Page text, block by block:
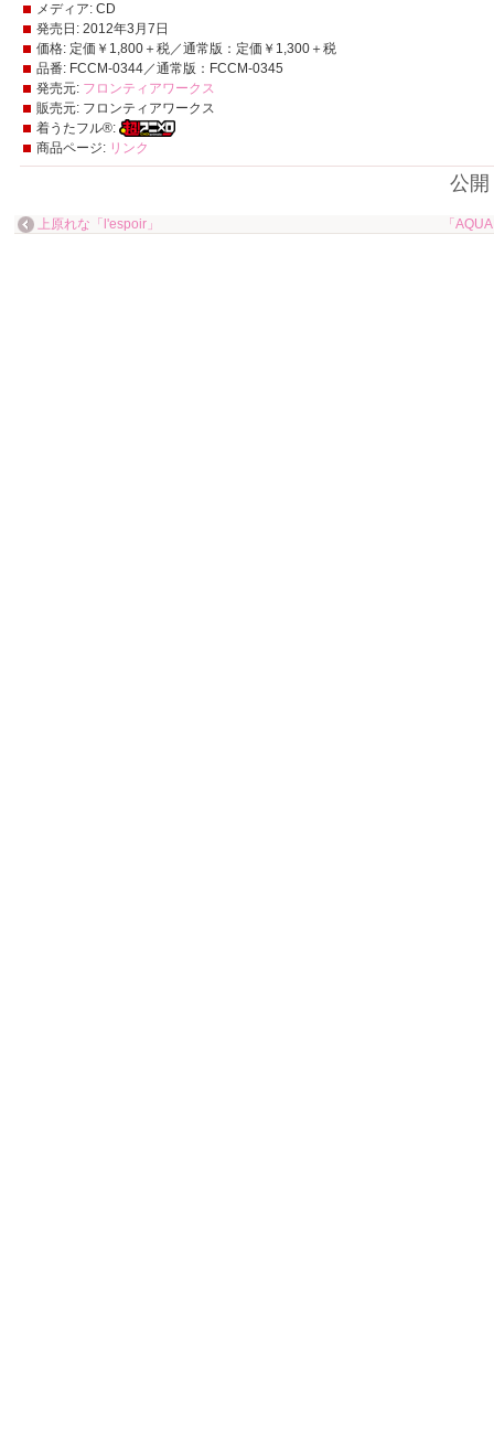
メディア: CD
発売日: 2012年3月7日
価格: 定価￥1,800＋税／通常版：定価￥1,300＋税
品番: FCCM-0344／通常版：FCCM-0345
発売元: フロンティアワークス
販売元: フロンティアワークス
着うたフル®:
商品ページ: リンク
公開
上原れな「l'espoir」 「